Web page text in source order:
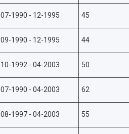
07-1990 - 12-1995 45
09-1990 - 12-1995 44
10-1992 - 04-2003 50
07-1990 - 04-2003 62
08-1997 - 04-2003 55